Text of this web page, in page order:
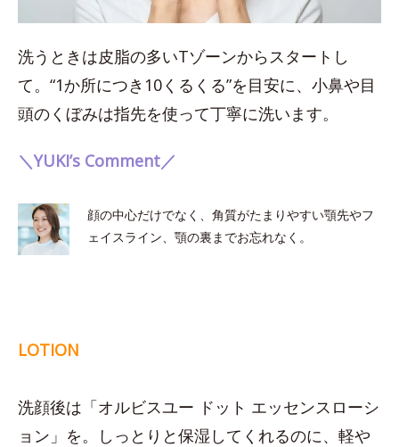
洗うときは皮脂の多いTゾーンからスタートし
て。“1か所につき10くるくる”を目安に、小鼻や目
頭のくぼみは指先を使って丁寧に洗います。
＼YUKI’s Comment／
顔の中心だけでなく、角質がたまりやすい顎先やフ
ェイスライン、顎の裏までお忘れなく。
LOTION
洗顔後は「オルビスユー ドット エッセンスローシ
ョン」を。しっとりと保湿してくれるのに、軽や